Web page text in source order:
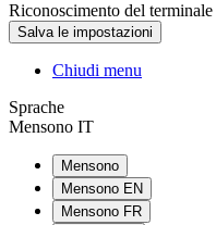
Riconoscimento del terminale
Chiudi menu
Sprache
Mensono IT
Mensono
Mensono EN
Mensono FR